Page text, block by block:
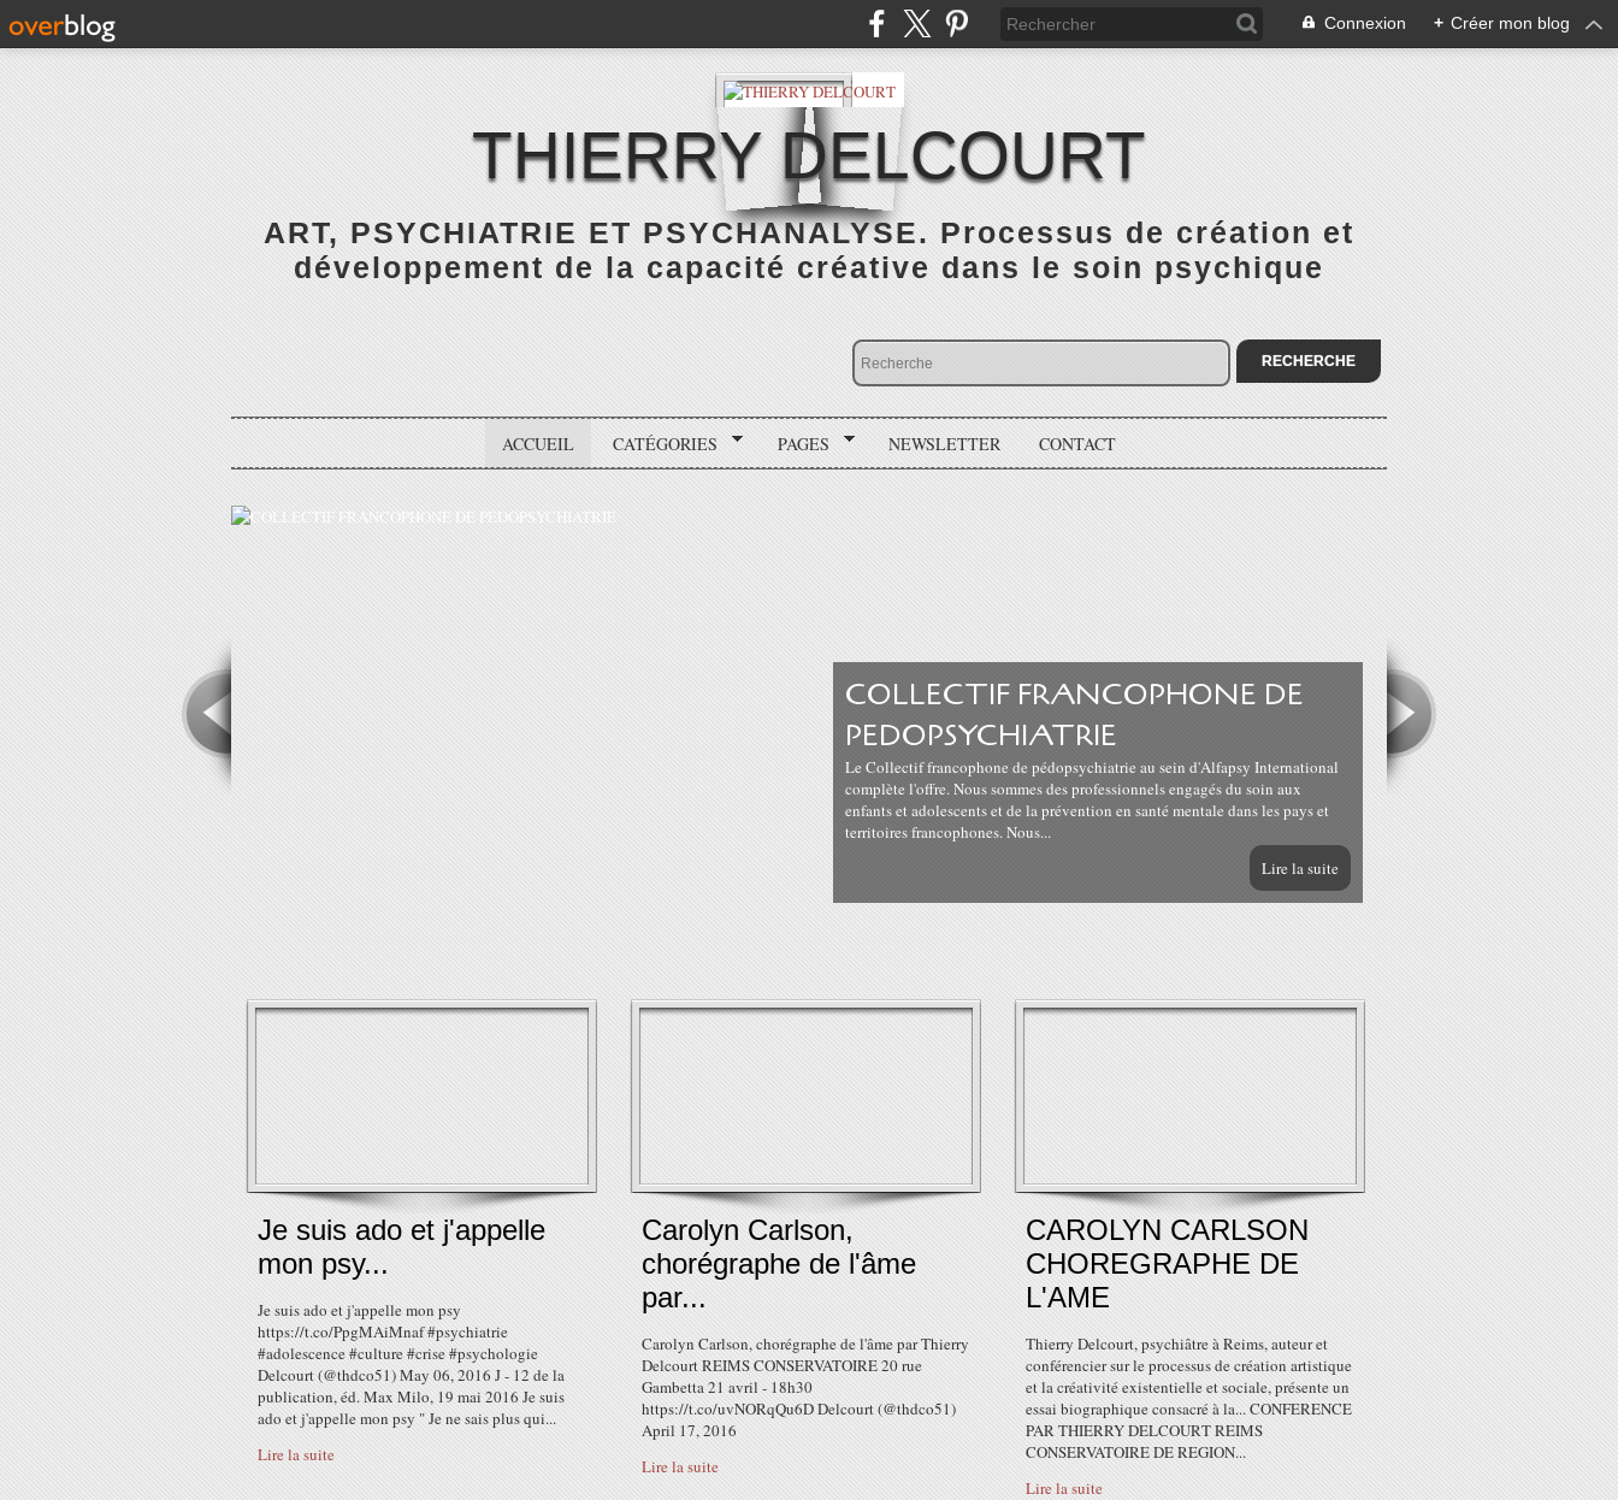
Connexion + Créer mon blog
THIERRY DELCOURT
ART, PSYCHIATRIE ET PSYCHANALYSE. Processus de création et
développement de la capacité créative dans le soin psychique
ACCUEIL CATÉGORIES PAGES NEWSLETTER CONTACT
COLLECTIF FRANCOPHONE DE
PEDOPSYCHIATRIE
Le Collectif francophone de pédopsychiatrie au sein d'Alfapsy International
complète l'offre. Nous sommes des professionnels engagés du soin aux
enfants et adolescents et de la prévention en santé mentale dans les pays et
territoires francophones. Nous...
Lire la suite
Je suis ado et j'appelle
mon psy...
Je suis ado et j'appelle mon psy
https://t.co/PpgMAiMnaf #psychiatrie
#adolescence #culture #crise #psychologie
Delcourt (@thdco51) May 06, 2016 J - 12 de la
publication, éd. Max Milo, 19 mai 2016 Je suis
ado et j'appelle mon psy " Je ne sais plus qui...
Lire la suite
Carolyn Carlson,
chorégraphe de l'âme
par...
Carolyn Carlson, chorégraphe de l'âme par Thierry
Delcourt REIMS CONSERVATOIRE 20 rue
Gambetta 21 avril - 18h30
https://t.co/uvNORqQu6D Delcourt (@thdco51)
April 17, 2016
Lire la suite
CAROLYN CARLSON
CHOREGRAPHE DE
L'AME
Thierry Delcourt, psychiâtre à Reims, auteur et
conférencier sur le processus de création artistique
et la créativité existentielle et sociale, présente un
essai biographique consacré à la... CONFERENCE
PAR THIERRY DELCOURT REIMS
CONSERVATOIRE DE REGION...
Lire la suite